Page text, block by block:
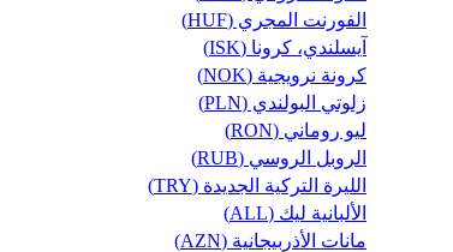
الفورنت المجري (HUF)
آيسلندي، كرونا (ISK)
كرونة نرويجية (NOK)
زلوتي البولندي (PLN)
ليو روماني (RON)
الروبل الروسي (RUB)
الليرة التركية الجديدة (TRY)
الألبانية ليك (ALL)
مانات الأذربيجانية (AZN)